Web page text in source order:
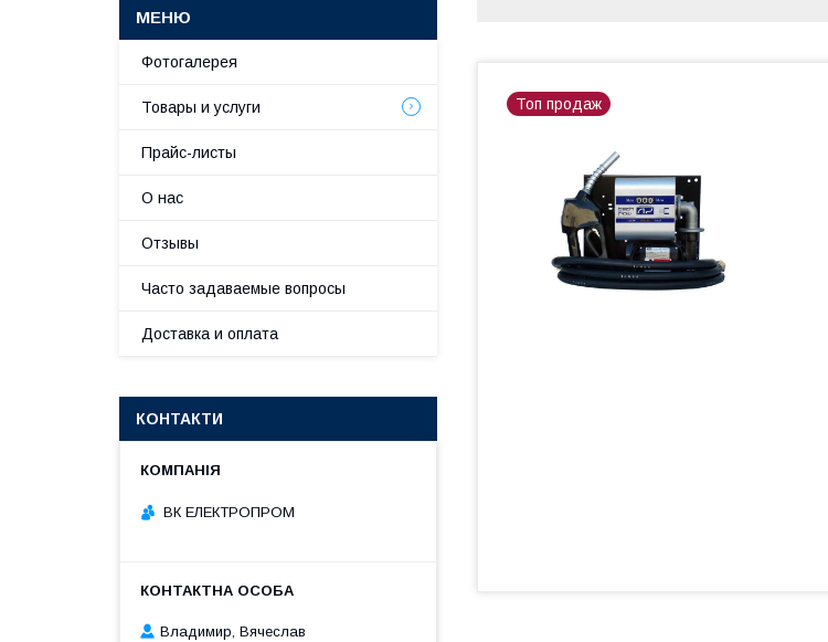
Топ продаж
Фотогалерея
Товары и услуги
Прайс-листы
О нас
Отзывы
Часто задаваемые вопросы
Доставка и оплата
КОНТАКТИ
ВК ЕЛЕКТРОПРОМ
Владимир, Вячеслав